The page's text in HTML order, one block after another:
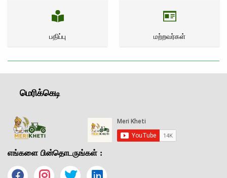
பதிப்பு மற்றவர்கள்
மெரிக்கெடி
எங்களை பின்தொடருங்கள் :